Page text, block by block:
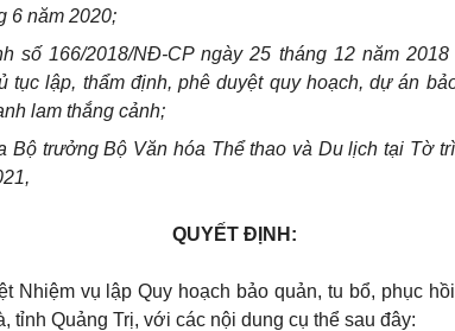
6 năm 2020;
số 166/2018/NĐ-CP ngày 25 tháng 12 năm
tục lập, thẩm định, phê duyệt quy hoạch, dự án
lam thắng cảnh;
Bộ trưởng Bộ Văn hóa Thể thao và Du lịch tại Tờ
QUYẾT ĐỊNH:
Nhiệm vụ lập Quy hoạch bảo quản, tu bổ, phục
tỉnh Quảng Trị, với các nội dung cụ thể sau đây: